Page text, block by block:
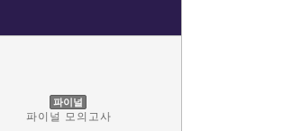
파이널
파이널 모의고사